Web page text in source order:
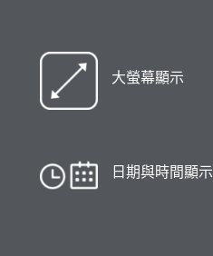
大螢幕顯示
日期與時間顯示